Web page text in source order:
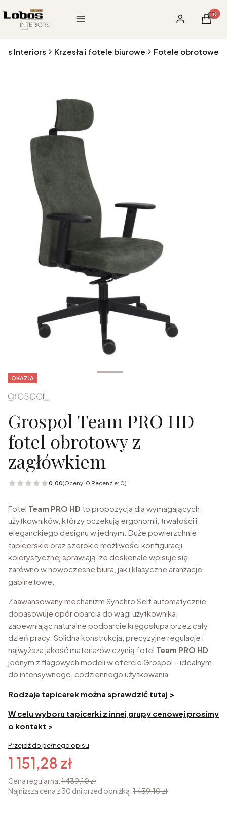
Menu Zaloguj sięKoszyk
Interiors Krzesła i fotele biurowe Fotele obrotowe
Tagi produktu
OKAZJA
Grospol Team PRO HD
fotel obrotowy z
zagłówkiem
0.00(Oceny: 0 Recenzje: 0)
Fotel Team PRO HD to propozycja dla wymagających
użytkowników, którzy oczekują ergonomii, trwałości i
eleganckiego designu w jednym. Duże powierzchnie
tapicerskie oraz szerokie możliwości konfiguracji
kolorystycznej sprawiają, że doskonale wpisuje się
zarówno w nowoczesne biura, jak i klasyczne aranżacje
gabinetowe.
Zaawansowany mechanizm Synchro Self automatycznie
dopasowuje opór oparcia do wagi użytkownika,
zapewniając naturalne podparcie kręgosłupa przez cały
dzień pracy. Solidna konstrukcja, precyzyjne regulacje i
najwyższa jakość materiałów czynią fotel Team PRO HD
jednym z flagowych modeli w ofercie Grospol – idealnym
do intensywnego, codziennego użytkowania.
Rodzaje tapicerek można sprawdzić tutaj >
W celu wyboru tapicerki z innej grupy cenowej prosimy
o kontakt >
Przejdź do pełnego opisu
1 151,28 zł
Cena regularna:1 439,10 zł
Najniższa cena z 30 dni przed obniżką:1 439,10 zł